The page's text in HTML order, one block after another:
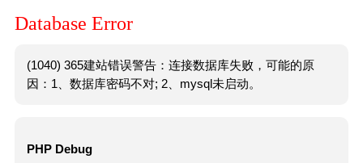
Database Error
(1040) 365建站错误警告：连接数据库失败，可能的原
因：1、数据库密码不对; 2、mysql未启动。
PHP Debug